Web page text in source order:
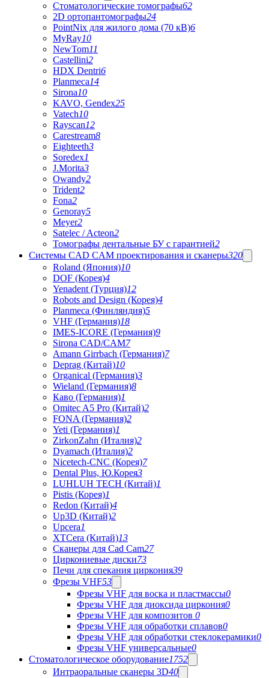
Стоматологические томографы62
2D ортопантомографы24
PointNix для жилого дома (70 кВ)6
MyRay10
NewTom11
Castellini2
HDX Dentri6
Planmeca14
Sirona10
KAVO, Gendex25
Vatech10
Rayscan12
Carestream8
Eighteeth3
Soredex1
J.Morita3
Owandy2
Trident2
Fona2
Genoray5
Meyer2
Satelec / Acteon2
Томографы дентальные БУ с гарантией2
Системы CAD CAM проектирования и сканеры320
Roland (Япония)10
DOF (Корея)4
Yenadent (Турция)12
Robots and Design (Корея)4
Planmeca (Финляндия)5
VHF (Германия)18
IMES-ICORE (Германия)9
Sirona CAD/CAM7
Amann Girrbach (Германия)7
Deprag (Китай)10
Organical (Германия)3
Wieland (Германия)8
Каво (Германия)1
Omitec A5 Pro (Китай)2
FONA (Германия)2
Yeti (Германия)1
ZirkonZahn (Италия)2
Dyamach (Италия)2
Nicetech-CNC (Корея)7
Dental Plus, Ю.Корея3
LUHLUH TECH (Китай)1
Pistis (Корея)1
Redon (Китай)4
Up3D (Китай)2
Upcera1
XTCera (Китай)13
Сканеры для Cad Cam27
Циркониевые диски73
Печи для спекания циркония39
Фрезы VHF53
Фрезы VHF для воска и пластмассы0
Фрезы VHF для диоксида циркония0
Фрезы VHF для композитов 0
Фрезы VHF для обработки сплавов0
Фрезы VHF для обработки стеклокерамики0
Фрезы VHF универсальные0
Стоматологическое оборудование1752
Интраоральные сканеры 3D40